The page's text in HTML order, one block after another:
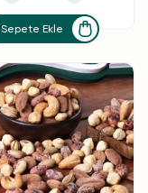
Sepete Ekle